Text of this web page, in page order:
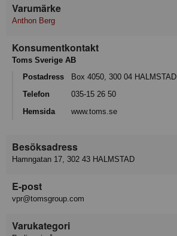
Varumärke
Anthon Berg
Konsumentkontakt
Toms Sverige AB
Postadress
Box 4050, 300 04 HALMSTAD
Telefon
035-15 26 50
Hemsida
www.toms.se
Besöksadress
Hamngatan 17, 302 43 HALMSTAD
E-post
vpr@tomsgroup.com
Varukategori